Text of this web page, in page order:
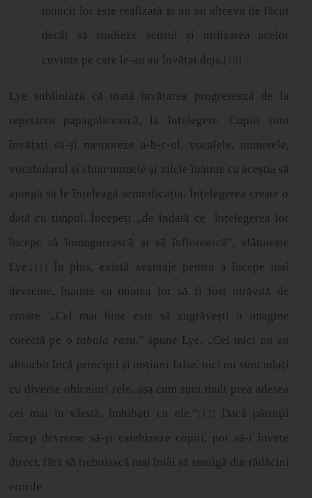
muncii lor este realizată și nu au altceva de făcut
decât să studieze sensul și utilizarea acelor
cuvinte pe care le-au au învățat deja.
Lye subliniază că toată învățarea progresează
de la
repetarea papagalicească, la înțelegere. Copiii sunt
învățați să-și memoreze a-b-c-ul, vocalele, numerele,
vocabularul și chiar numele și zilele înainte ca aceștia să
ajungă să le înțeleagă semnificația. Înțelegerea crește o
dată cu timpul. Începeți „de îndată ce înțelegerea lor
începe să înmugurească și să înflorească”, sfătuiește
Lye.
În plus, există avantaje pentru a începe mai
devreme, înainte ca mintea lor să fi fost otrăvită de
eroare. „Cel mai bine este să zugrăvești o imagine
corectă pe o tabula rasa,” spune Lye. „Cei mici nu au
absorbit încă principii și noțiuni false, nici nu sunt udați
cu diverse obiceiuri rele, așa cum sunt mult prea adesea
cei mai în vârstă, îmbibați cu ele.”
Dacă părinţii
încep devreme să-şi catehizeze copiii, pot să-i învețe
direct, fără să trebuiască mai întâ i să smulgă din rădăcini
erorile.